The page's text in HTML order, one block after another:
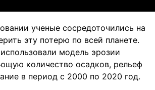
ученые сосредоточились на
эту потерю по всей планете.
модель эрозии
количество осадков, рельеф
в период с 2000 по 2020 год.